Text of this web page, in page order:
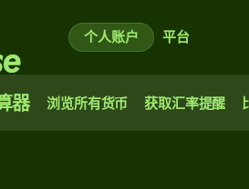
个人账户 平台
器 浏览所有货币 获取汇率提醒